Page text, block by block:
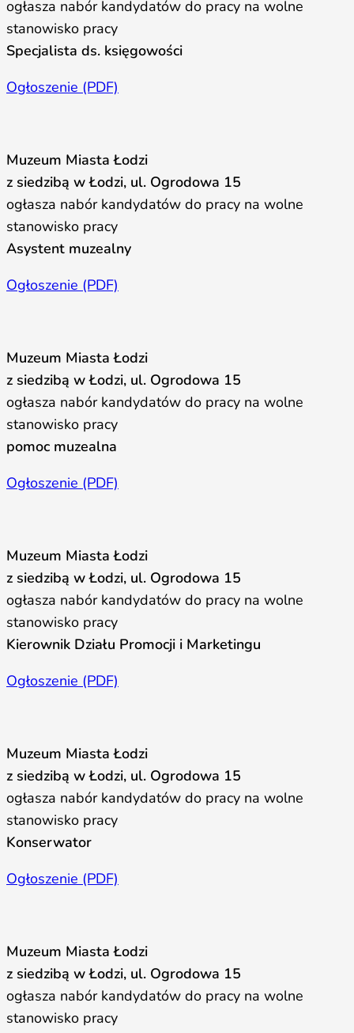
ogłasza nabór kandydatów do pracy na wolne
stanowisko pracy
Specjalista ds. księgowości
Ogłoszenie (PDF)
Muzeum Miasta Łodzi
z siedzibą w Łodzi, ul. Ogrodowa 15
ogłasza nabór kandydatów do pracy na wolne
stanowisko pracy
Asystent muzealny
Ogłoszenie (PDF)
Muzeum Miasta Łodzi
z siedzibą w Łodzi, ul. Ogrodowa 15
ogłasza nabór kandydatów do pracy na wolne
stanowisko pracy
pomoc muzealna
Ogłoszenie (PDF)
Muzeum Miasta Łodzi
z siedzibą w Łodzi, ul. Ogrodowa 15
ogłasza nabór kandydatów do pracy na wolne
stanowisko pracy
Kierownik Działu Promocji i Marketingu
Ogłoszenie (PDF)
Muzeum Miasta Łodzi
z siedzibą w Łodzi, ul. Ogrodowa 15
ogłasza nabór kandydatów do pracy na wolne
stanowisko pracy
Konserwator
Ogłoszenie (PDF)
Muzeum Miasta Łodzi
z siedzibą w Łodzi, ul. Ogrodowa 15
ogłasza nabór kandydatów do pracy na wolne
stanowisko pracy